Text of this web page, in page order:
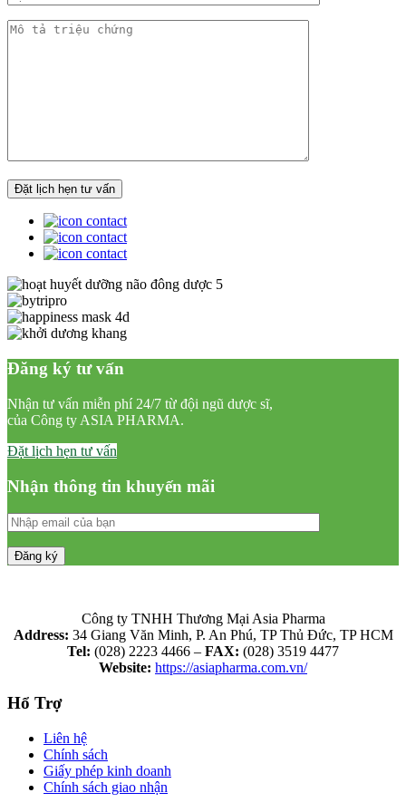
Đăng ký tư vấn
Nhận tư vấn miễn phí 24/7 từ đội ngũ dược sĩ,
của Công ty ASIA PHARMA.
Đặt lịch hẹn tư vấn
Nhận thông tin khuyến mãi
Công ty TNHH Thương Mại Asia Pharma
Address: 34 Giang Văn Minh, P. An Phú, TP Thủ Đức, TP HCM
Tel: (028) 2223 4466 – FAX: (028) 3519 4477
Website: https://asiapharma.com.vn/
Hổ Trợ
Liên hệ
Chính sách
Giấy phép kinh doanh
Chính sách giao nhận